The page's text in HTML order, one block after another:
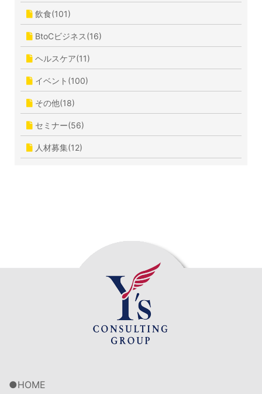
飲食(101)
BtoCビジネス(16)
ヘルスケア(11)
イベント(100)
その他(18)
セミナー(56)
人材募集(12)
HOME